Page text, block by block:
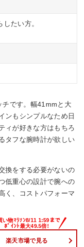
たい方。
チです。幅41mmと大
ンもシンプルなため日
ィが好きな方はもちろ
タフな腕時計が欲しい
換をする必要がないの
低重心の設計で腕への
く、コストパフォーマ
楽天市場で見る